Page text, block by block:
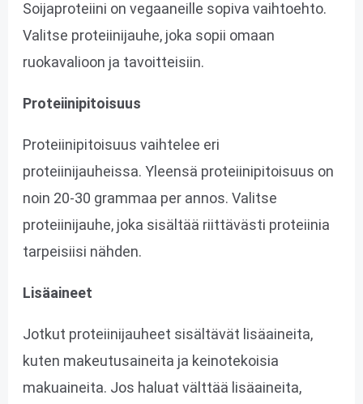
Soijaproteiini on vegaaneille sopiva vaihtoehto.
Valitse proteiinijauhe, joka sopii omaan
ruokavalioon ja tavoitteisiin.
Proteiinipitoisuus
Proteiinipitoisuus vaihtelee eri
proteiinijauheissa. Yleensä proteiinipitoisuus on
noin 20-30 grammaa per annos. Valitse
proteiinijauhe, joka sisältää riittävästi proteiinia
tarpeisiisi nähden.
Lisäaineet
Jotkut proteiinijauheet sisältävät lisäaineita,
kuten makeutusaineita ja keinotekoisia
makuaineita. Jos haluat välttää lisäaineita,